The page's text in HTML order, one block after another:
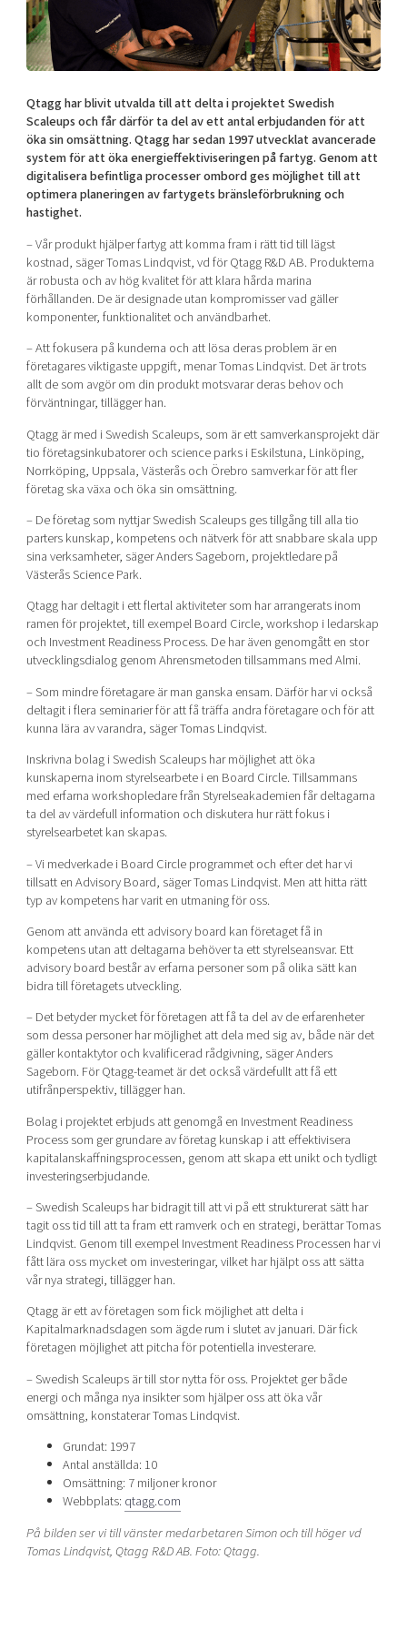
Shaping cities and regions
East Sweden Tech Women
Reversed mentorship
Current offers and activities
Upscaling
Talent & skills
Startup & industry collaboration
Offers to boost your business
Funding opportunities
Our community of companies
Projects
Publications
Project toolbox
Our clusters
Reach out to us
Locations
Today's lunch in Mjärdevi
Qtagg har blivit utvalda till att delta i projektet Swedish
Scaleups och får därför ta del av ett antal erbjudanden för att
öka sin omsättning. Qtagg har sedan 1997 utvecklat avancerade
system för att öka energieffektiviseringen på fartyg. Genom att
digitalisera befintliga processer ombord ges möjlighet till att
optimera planeringen av fartygets bränsleförbrukning och
hastighet.
– Vår produkt hjälper fartyg att komma fram i rätt tid till lägst
kostnad, säger Tomas Lindqvist, vd för Qtagg R&D AB. Produkterna
är robusta och av hög kvalitet för att klara hårda marina
förhållanden. De är designade utan kompromisser vad gäller
komponenter, funktionalitet och användbarhet.
– Att fokusera på kunderna och att lösa deras problem är en
företagares viktigaste uppgift, menar Tomas Lindqvist. Det är trots
allt de som avgör om din produkt motsvarar deras behov och
förväntningar, tillägger han.
Qtagg är med i Swedish Scaleups, som är ett samverkansprojekt där
tio företagsinkubatorer och science parks i Eskilstuna, Linköping,
Norrköping, Uppsala, Västerås och Örebro samverkar för att fler
företag ska växa och öka sin omsättning.
– De företag som nyttjar Swedish Scaleups ges tillgång till alla tio
parters kunskap, kompetens och nätverk för att snabbare skala upp
sina verksamheter, säger Anders Sageborn, projektledare på
Västerås Science Park.
Qtagg har deltagit i ett flertal aktiviteter som har arrangerats inom
ramen för projektet, till exempel Board Circle, workshop i ledarskap
och Investment Readiness Process. De har även genomgått en stor
utvecklingsdialog genom Ahrensmetoden tillsammans med Almi.
– Som mindre företagare är man ganska ensam. Därför har vi också
deltagit i flera seminarier för att få träffa andra företagare och för att
kunna lära av varandra, säger Tomas Lindqvist.
Inskrivna bolag i Swedish Scaleups har möjlighet att öka
kunskaperna inom styrelsearbete i en Board Circle. Tillsammans
med erfarna workshopledare från Styrelseakademien får deltagarna
ta del av värdefull information och diskutera hur rätt fokus i
styrelsearbetet kan skapas.
– Vi medverkade i Board Circle programmet och efter det har vi
tillsatt en Advisory Board, säger Tomas Lindqvist. Men att hitta rätt
typ av kompetens har varit en utmaning för oss.
Genom att använda ett advisory board kan företaget få in
kompetens utan att deltagarna behöver ta ett styrelseansvar. Ett
advisory board består av erfarna personer som på olika sätt kan
bidra till företagets utveckling.
– Det betyder mycket för företagen att få ta del av de erfarenheter
som dessa personer har möjlighet att dela med sig av, både när det
gäller kontaktytor och kvalificerad rådgivning, säger Anders
Sageborn. För Qtagg-teamet är det också värdefullt att få ett
utifrånperspektiv, tillägger han.
Bolag i projektet erbjuds att genomgå en Investment Readiness
Process som ger grundare av företag kunskap i att effektivisera
kapitalanskaffningsprocessen, genom att skapa ett unikt och tydligt
investeringserbjudande.
– Swedish Scaleups har bidragit till att vi på ett strukturerat sätt har
tagit oss tid till att ta fram ett ramverk och en strategi, berättar Tomas
Lindqvist. Genom till exempel Investment Readiness Processen har vi
fått lära oss mycket om investeringar, vilket har hjälpt oss att sätta
vår nya strategi, tillägger han.
Qtagg är ett av företagen som fick möjlighet att delta i
Kapitalmarknadsdagen som ägde rum i slutet av januari. Där fick
företagen möjlighet att pitcha för potentiella investerare.
– Swedish Scaleups är till stor nytta för oss. Projektet ger både
energi och många nya insikter som hjälper oss att öka vår
omsättning, konstaterar Tomas Lindqvist.
Grundat: 1997
Antal anställda: 10
Omsättning: 7 miljoner kronor
Webbplats: qtagg.com
På bilden ser vi till vänster medarbetaren Simon och till höger vd
Tomas Lindqvist, Qtagg R&D AB. Foto: Qtagg.